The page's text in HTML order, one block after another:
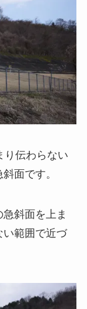
り伝わらない
面です。
斜面を上ま
い範囲で近づ